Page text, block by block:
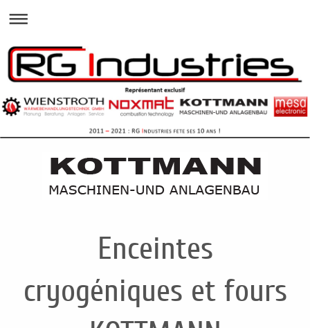
Enceintes
cryogéniques et fours